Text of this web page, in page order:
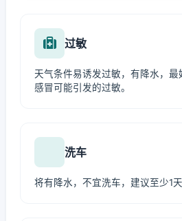
过敏
天气条件易诱发过敏，有降水，
感冒可能引发的过敏。
洗车
将有降水，不宜洗车，建议至少1天